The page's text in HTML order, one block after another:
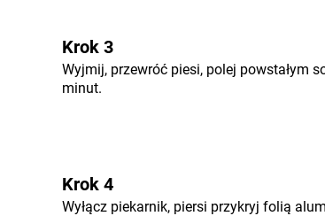
Krok 3
Wyjmij, przewróć piesi, polej powstałym
minut.
Krok 4
Wyłącz piekarnik, piersi przykryj folią